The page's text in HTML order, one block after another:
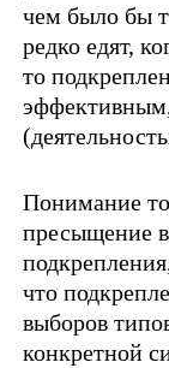
чем было бы
редко едят,
то
Понимание
пресыщение
что
выборов
конкретной